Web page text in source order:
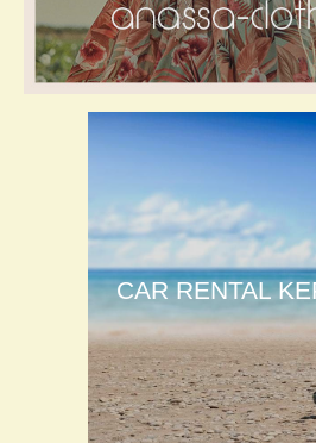
CAR RENTAL